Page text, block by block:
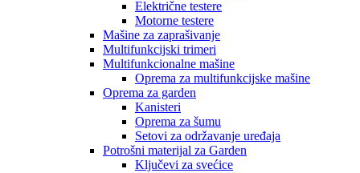
Električne testere
Motorne testere
Mašine za zaprašivanje
Multifunkcijski trimeri
Multifunkcionalne mašine
Oprema za multifunkcijske mašine
Oprema za garden
Kanisteri
Oprema za šumu
Setovi za održavanje uređaja
Potrošni materijal za Garden
Ključevi za svećice